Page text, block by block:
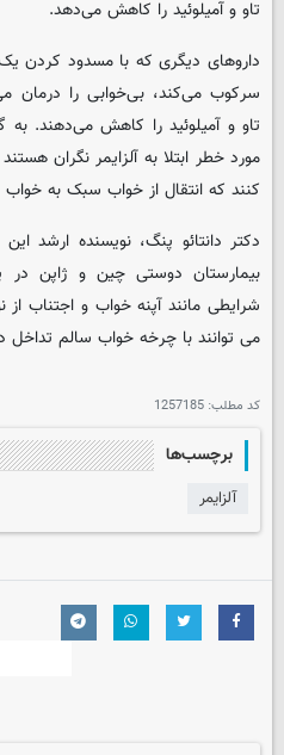
تاو و آمیلوئید را کاهش می‌دهد.
سرکوب می‌کند، بی‌خوابی را درمان
تاو و آمیلوئید را کاهش می‌دهند. به
مورد خطر ابتلا به آلزایمر نگران
کنند که انتقال از خواب سبک به خواب REM را تسهیل کند.
دکتر دانتائو پنگ، نویسنده ارشد
بیمارستان دوستی چین و ژاپن
شرایطی مانند آپنه خواب و اجتناب
می توانند با چرخه خواب سالم تداخل
کد مطلب: 1257185
برچسب‌ها
آلزایمر